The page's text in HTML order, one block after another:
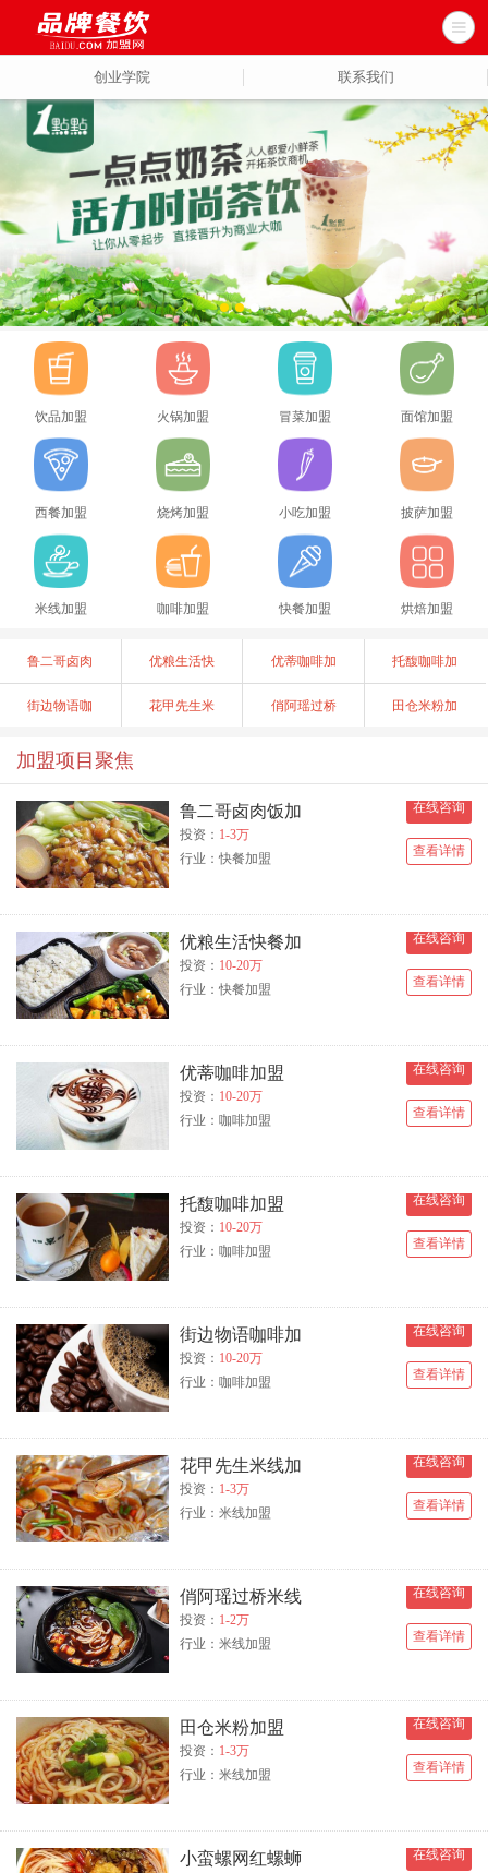
创业学院 联系我们
饮品加盟 火锅加盟 冒菜加盟 面馆加盟
西餐加盟 烧烤加盟 小吃加盟 披萨加盟
米线加盟 咖啡加盟 快餐加盟 烘焙加盟
鲁二哥卤肉 优粮生活快 优蒂咖啡加 托馥咖啡加
街边物语咖 花甲先生米 俏阿瑶过桥 田仓米粉加
加盟项目聚焦
鲁二哥卤肉饭加
投资： 1-3万
行业：快餐加盟
在线咨询
查看详情
优粮生活快餐加
投资： 10-20万
行业：快餐加盟
在线咨询
查看详情
优蒂咖啡加盟
投资： 10-20万
行业：咖啡加盟
在线咨询
查看详情
托馥咖啡加盟
投资： 10-20万
行业：咖啡加盟
在线咨询
查看详情
街边物语咖啡加
投资： 10-20万
行业：咖啡加盟
在线咨询
查看详情
花甲先生米线加
投资： 1-3万
行业：米线加盟
在线咨询
查看详情
俏阿瑶过桥米线
投资： 1-2万
行业：米线加盟
在线咨询
查看详情
田仓米粉加盟
投资： 1-3万
行业：米线加盟
在线咨询
查看详情
小蛮螺网红螺蛳 在线咨询